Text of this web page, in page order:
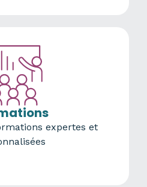
expertes et